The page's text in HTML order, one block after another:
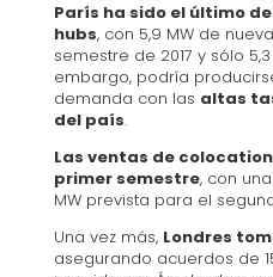
París ha sido el último
hubs, con 5,9 MW de
semestre de 2017 y sólo
embargo, podría
demanda con las altas
del país.
Las ventas de
primer semestre, con
MW prevista para el
Una vez más, Londres
asegurando acuerdos de